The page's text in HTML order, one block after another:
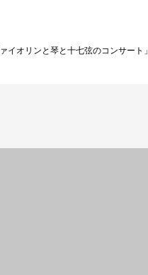
イオリンと琴と十七弦のコンサート」